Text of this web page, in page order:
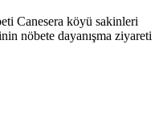
Canesera köyü sakinleri
nöbete dayanışma ziyareti